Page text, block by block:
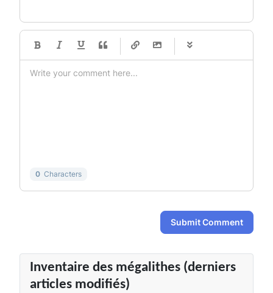
-
-
-
-
0 Characters
Submit Comment
Inventaire des mégalithes (derniers
articles modifiés)